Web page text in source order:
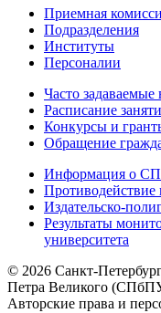
Приемная
Подразделения
Институты
Персоналии
Часто задаваемые
Расписание
Конкурсы и
Обращение
Информация о
Противодействие
Издательско-
Результаты
университета
© 2026 Санкт-
Петра Великого
Авторские права и